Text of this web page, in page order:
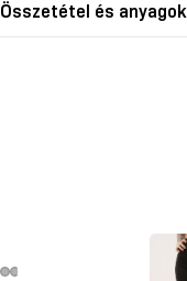
Összetétel és anyagok